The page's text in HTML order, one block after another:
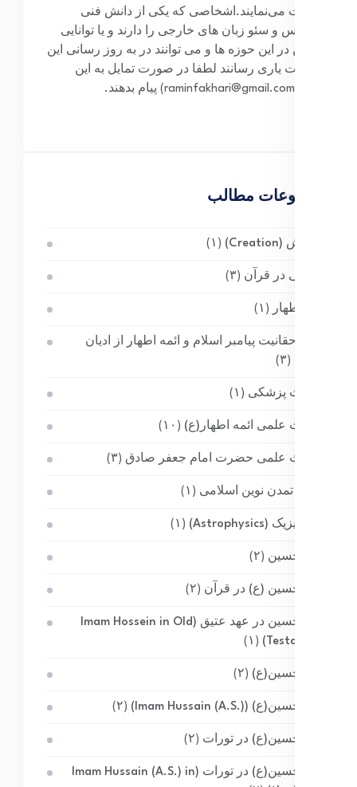
فعالیت می‌نمایند.اشخاصی که یکی از دانش فنی
وردپرس و سئو زبان های خارجی را دارند و یا توانایی
نوشتن در این حوزه ها و می توانند در به روز رسانی این
صفحات یاری رسانند لطفا در صورت تمایل به این
موضوعات مطالب
آفرینش (Creation) (۱)
آناتومی در قرآن (۳)
ائمه اطهار (۱)
اثبات حقانیت پیامبر اسلام و ائمه اطهار از ادیان
(۳)
احادیث پزشکی (۱)
احادیث علمی ائمه اطهار(ع) (۱۰)
احادیث علمی حضرت امام جعفر صادق (۳)
احیای تمدن نوین اسلامی (۱)
اخترفیزیک (Astrophysics) (۱)
امام حسین (۲)
امام حسین (ع) در قرآن (۲)
امام حسین در عهد عتیق (Imam Hossein in Old
Testament)
(۱)
امام حسین(ع) (۲)
امام حسین(ع) (Imam Hussain (A.S.)) (۲)
امام حسین(ع) در تورات (۲)
امام حسین(ع) در تورات (Imam Hussain (A.S.) in